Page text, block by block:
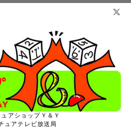
ュアショップＹ＆Ｙ
ュアテレビ放送局